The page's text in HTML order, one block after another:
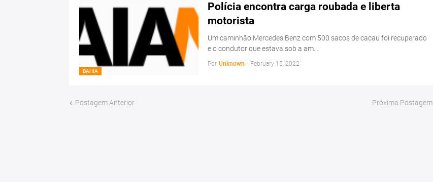
BAHIA
Polícia encontra carga roubada e liberta
motorista
Um caminhão Mercedes Benz com 500 sacos de cacau foi recuperado
e o condutor que estava sob a am…
Por Unknown - February 15, 2022
Postagem Anterior Próxima Postagem